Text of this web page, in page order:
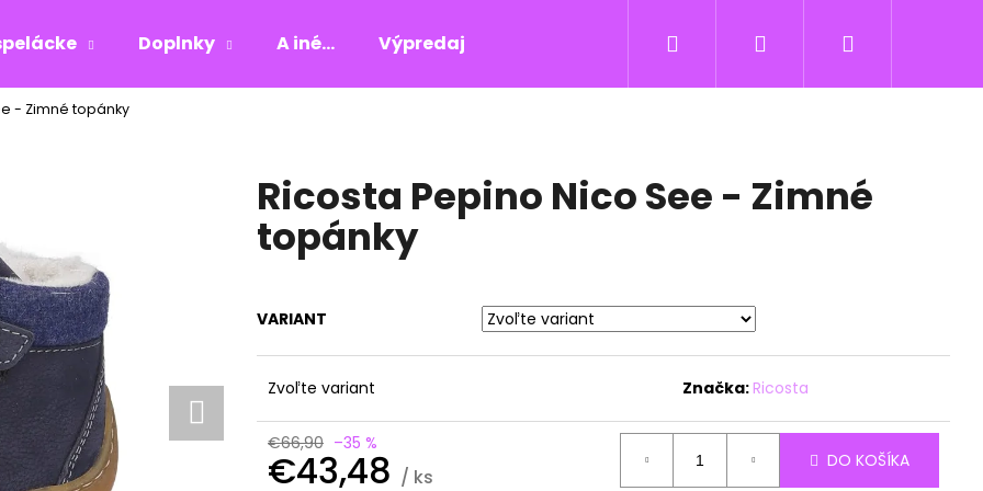
Doplnky A iné... Výpredaj Hľadať Prihlásenie
- Zimné topánky
Ricosta Pepino Nico See - Zimné
topánky
VARIANT
Zvoľte variant Značka:Ricosta
€66,90 –35 %
€43,48 / ks
DO KOŠÍKA
Čo potrebujete nájsť?
HĽADAŤ
Odporúčame